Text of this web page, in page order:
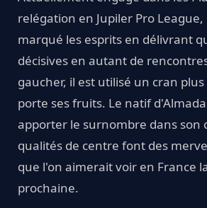
relégation en Jupiler Pro
marqué les esprits en délivrant
décisives en autant de
gaucher, il est utilisé un cran
porte ses fruits. Le natif
apporter le surnombre dans son
qualités de centre font des
que l'on aimerait voir en France
prochaine.